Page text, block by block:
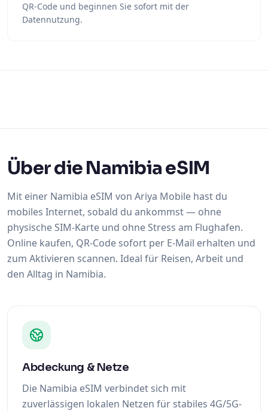
QR-Code und beginnen Sie sofort mit der
Datennutzung.
Über die Namibia eSIM
Mit einer Namibia eSIM von Ariya Mobile hast du
mobiles Internet, sobald du ankommst — ohne
physische SIM-Karte und ohne Stress am Flughafen.
Online kaufen, QR-Code sofort per E-Mail erhalten und
zum Aktivieren scannen. Ideal für Reisen, Arbeit und
den Alltag in Namibia.
Abdeckung & Netze
Die Namibia eSIM verbindet sich mit
zuverlässigen lokalen Netzen für stabiles 4G/5G-